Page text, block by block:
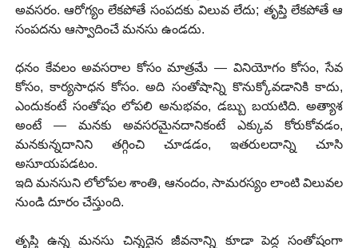
అవసరం. ఆరోగ్యం లేకపోతే సంపదకు విలువ లేదు; తృప్తి లేకపోతే ఆ
సంపదను ఆస్వాదించే మనసు ఉండదు.
ధనం కేవలం అవసరాల కోసం మాత్రమే — వినియోగం కోసం, సేవ
కోసం, కార్యసాధన కోసం. అది సంతోషాన్ని కొనుక్కోవడానికి కాదు,
ఎందుకంటే సంతోషం లోపలి అనుభవం, డబ్బు బయటిది. అత్యాశ
అంటే — మనకు అవసరమైనదానికంటే ఎక్కువ కోరుకోవడం,
మనకున్నదానిని తగ్గించి చూడడం, ఇతరులదాన్ని చూసి
అసూయపడటం.
ఇది మనసుని లోలోపల శాంతి, ఆనందం, సామరస్యం లాంటి విలువల
నుండి దూరం చేస్తుంది.
తృప్తి ఉన్న మనసు చిన్నదైన జీవనాన్ని కూడా పెద్ద సంతోషంగా